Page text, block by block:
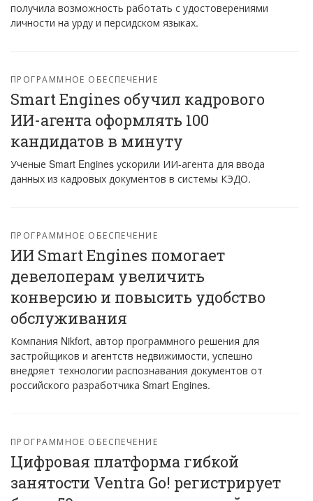
получила возможность работать с удостоверениями
личности на урду и персидском языках.
ПРОГРАММНОЕ ОБЕСПЕЧЕНИЕ
Smart Engines обучил кадрового
ИИ-агента оформлять 100
кандидатов в минуту
Ученые Smart Engines ускорили ИИ-агента для ввода
данных из кадровых документов в системы КЭДО.
ПРОГРАММНОЕ ОБЕСПЕЧЕНИЕ
ИИ Smart Engines помогает
девелоперам увеличить
конверсию и повысить удобство
обслуживания
Компания Nikfort, автор программного решения для
застройщиков и агентств недвижимости, успешно
внедряет технологии распознавания документов от
российского разработчика Smart Engines.
ПРОГРАММНОЕ ОБЕСПЕЧЕНИЕ
Цифровая платформа гибкой
занятости Ventra Go! регистрирует